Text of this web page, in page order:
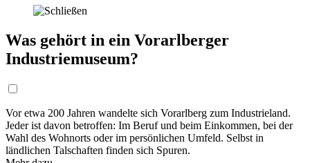
Was gehört in ein Vorarlberger
Industriemuseum?
Vor etwa 200 Jahren wandelte sich Vorarlberg zum Industrieland.
Jeder ist davon betroffen: Im Beruf und beim Einkommen, bei der
Wahl des Wohnorts oder im persönlichen Umfeld. Selbst in
ländlichen Talschaften finden sich Spuren.